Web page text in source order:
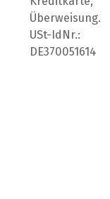
Überweisung.
USt-IdNr.:
DE370051614